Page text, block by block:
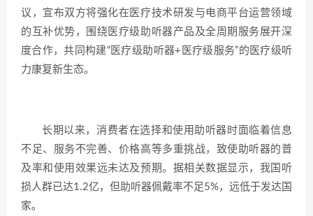
议，宣布双方将强化在医疗技术研发与电商平台运营领域
的互补优势，围绕医疗级助听器产品及全周期服务展开深
度合作，共同构建“医疗级助听器+医疗级服务”的医疗级听
力康复新生态。
长期以来，消费者在选择和使用助听器时面临着信息
不足、服务不完善、价格高等多重挑战，致使助听器的普
及率和使用效果远未达及预期。据相关数据显示，我国听
损人群已达1.2亿，但助听器佩戴率不足5%，远低于发达国
家。